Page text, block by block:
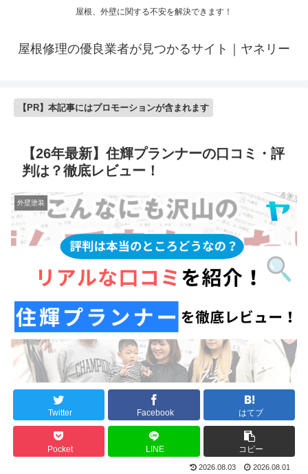
屋根、外壁に関する不安を解決できます！
屋根修理の優良業者が見つかるサイト｜ヤネリー
【PR】本記事にはプロモーションが含まれます
【26年最新】住輝プランナーの口コミ・評
判は？徹底レビュー！
外壁塗装
Twitter Facebook はてブ
Pocket LINE コピー
2026.08.03 2026.08.01